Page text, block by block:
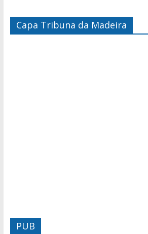
Capa Tribuna da Madeira
PUB